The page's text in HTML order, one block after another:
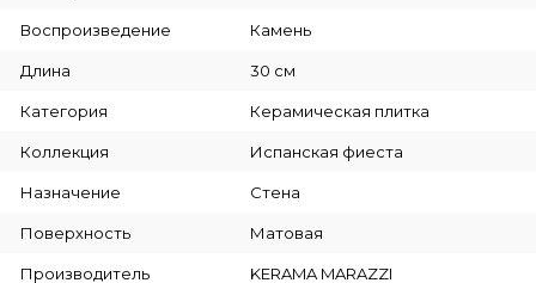
Воспроизведение Камень
Длина 30 см
Категория Керамическая плитка
Коллекция Испанская фиеста
Назначение Стена
Поверхность Матовая
Производитель KERAMA MARAZZI